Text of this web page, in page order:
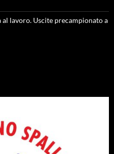
lavoro. Uscite precampionato a